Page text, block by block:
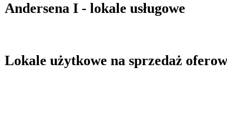
Andersena I - lokale usługowe
Lokale użytkowe na sprzedaż